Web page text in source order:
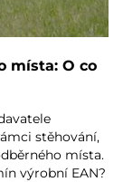
místa: O co
stěhování,
místa.
výrobní EAN?